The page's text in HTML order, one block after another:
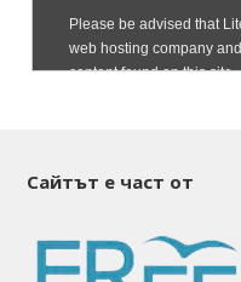
Сайтът е част от